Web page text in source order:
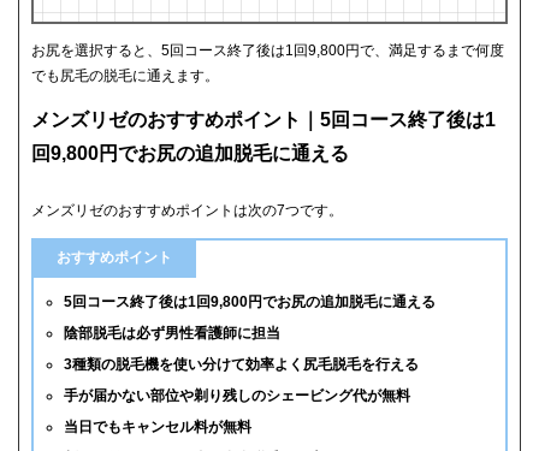
お尻を選択すると、5回コース終了後は1回9,800円で、満足するまで何度
でも尻毛の脱毛に通えます。
メンズリゼのおすすめポイント｜5回コース終了後は1
回9,800円でお尻の追加脱毛に通える
メンズリゼのおすすめポイントは次の7つです。
おすすめポイント
5回コース終了後は1回9,800円でお尻の追加脱毛に通える
陰部脱毛は必ず男性看護師に担当
3種類の脱毛機を使い分けて効率よく尻毛脱毛を行える
手が届かない部位や剃り残しのシェービング代が無料
当日でもキャンセル料が無料